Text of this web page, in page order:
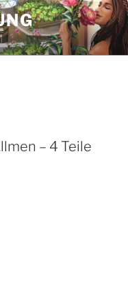
– 4 Teile